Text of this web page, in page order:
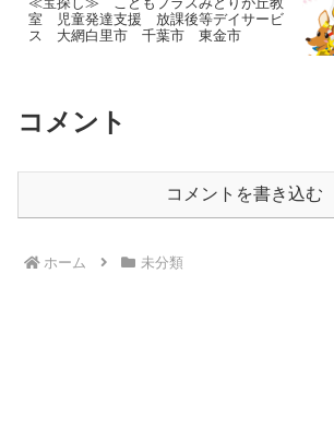
室 児童発達支援 放課後等デイサービ
ス 大網白里市 千葉市 東金市
コメント
コメントを書き込む
ホーム 未分類